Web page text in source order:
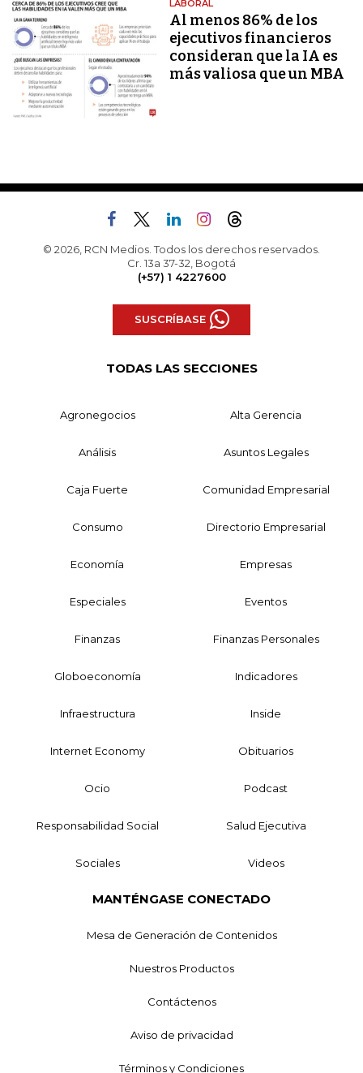
LABORAL
Al menos 86% de los
ejecutivos financieros
consideran que la IA es
más valiosa que un MBA
© 2026, RCN Medios. Todos los derechos reservados.
Cr. 13a 37-32, Bogotá
(+57) 1 4227600
SUSCRÍBASE
TODAS LAS SECCIONES
Agronegocios Alta Gerencia
Análisis Asuntos Legales
Caja Fuerte Comunidad Empresarial
Consumo Directorio Empresarial
Economía Empresas
Especiales Eventos
Finanzas Finanzas Personales
Globoeconomía Indicadores
Infraestructura Inside
Internet Economy Obituarios
Ocio Podcast
Responsabilidad Social Salud Ejecutiva
Sociales Videos
MANTÉNGASE CONECTADO
Mesa de Generación de Contenidos
Nuestros Productos
Contáctenos
Aviso de privacidad
Términos y Condiciones